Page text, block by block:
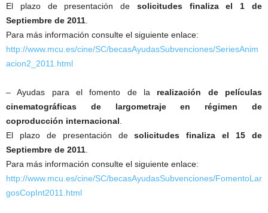
El plazo de presentación de solicitudes finaliza el 1 de
Septiembre de 2011
Para más información consulte el siguiente enlace:
http://www.mcu.es/cine/SC/becasAyudasSubvenciones/SeriesAnim
acion2_2011.html
– Ayudas para el fomento de la realización de películas
cinematográficas de largometraje en régimen de
coproducción internacional
El plazo de presentación desolicitudes finaliza el 15 de
Septiembre de 2011
Para más información consulte el siguiente enlace:
http://www.mcu.es/cine/SC/becasAyudasSubvenciones/FomentoLar
gosCopInt2011.html